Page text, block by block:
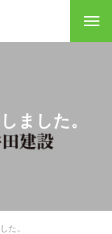
ました。
た。